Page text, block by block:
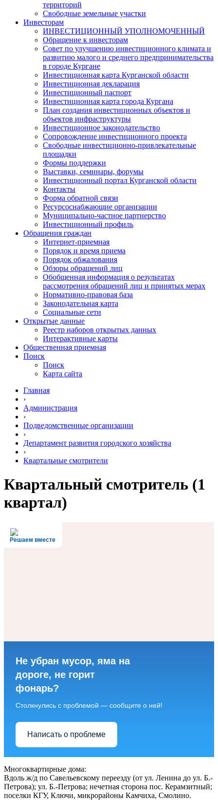
территорий
Свободные земельные участки
Инвесторам
ИНВЕСТИЦИОННЫЙ УПОЛНОМОЧЕННЫЙ
Обращение к инвесторам
Совет по улучшению инвестиционного климата и
развитию малого и среднего предпринимательства
в городе Кургане
Инвестиционная карта Курганской области
Инвестиционная декларация
Инвестиционный паспорт
Инвестиционная карта города Кургана
План создания инвестиционных объектов и
объектов инфраструктуры
Инвестиционное законодательство
Сопровождение инвестиционного проекта
Свободные инвестиционно-привлекательные
площадки
Формы поддержки
Выставки, семинары, форумы
Инвестиционный портал Курганской области
Контакты
Форма обратной связи
Ресурсоснабжающие организации
Муниципально-частное партнерство
Инвестиционный профиль
Обращения граждан
Интернет-приемная
Порядок и время приема
Порядок обжалования
Обзоры обращений лиц
Обобщенная информация о результатах
рассмотрения обращений лиц и принятых мерах
Нормативно-правовая база
Законодательная карта
Социальные сети
Открытые данные
Реестр наборов открытых данных
Интерактивные карты
Общественная приемная
Поиск
Поиск
Карта сайта
Главная
›
Администрация
›
Подведомственные организации
›
Департамент развития городского хозяйства
›
Квартальные смотрители
Квартальный смотритель (1
квартал)
Решаем вместе
Не убран мусор, яма на
дороге, не горит
фонарь?
Столкнулись с проблемой — сообщите о ней!
Написать о проблеме
Многоквартирные дома:
Вдоль ж/д по Савельевскому переезду (от ул. Ленина до ул. Б.-
Петрова); ул. Б.-Петрова; нечетная сторона пос. Керамзитный;
поселки КГУ, Ключи, микрорайоны Камчиха, Смолино.